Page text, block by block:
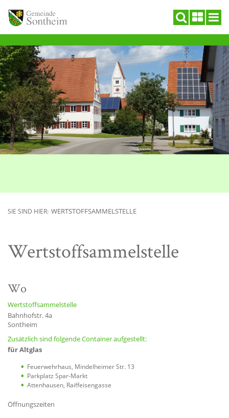
SIE SIND HIER: WERTSTOFFSAMMELSTELLE
Wertstoffsammelstelle
Wo
Wertstoffsammelstelle
Bahnhofstr. 4a
Sontheim
Zusätzlich sind folgende Container aufgestellt:
für Altglas
Feuerwehrhaus, Mindelheimer Str. 13
Parkplatz Spar-Markt
Attenhausen, Raiffeisengasse
Öffnungszeiten